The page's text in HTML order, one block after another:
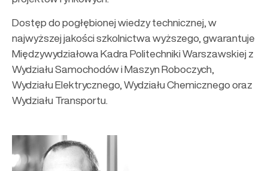
Dostęp do pogłębionej wiedzy technicznej, w
najwyższej jakości szkolnictwa wyższego, gwarantuje
Międzywydziałowa Kadra Politechniki Warszawskiej z
Wydziału Samochodów i Maszyn Roboczych,
Wydziału Elektrycznego, Wydziału Chemicznego oraz
Wydziału Transportu.